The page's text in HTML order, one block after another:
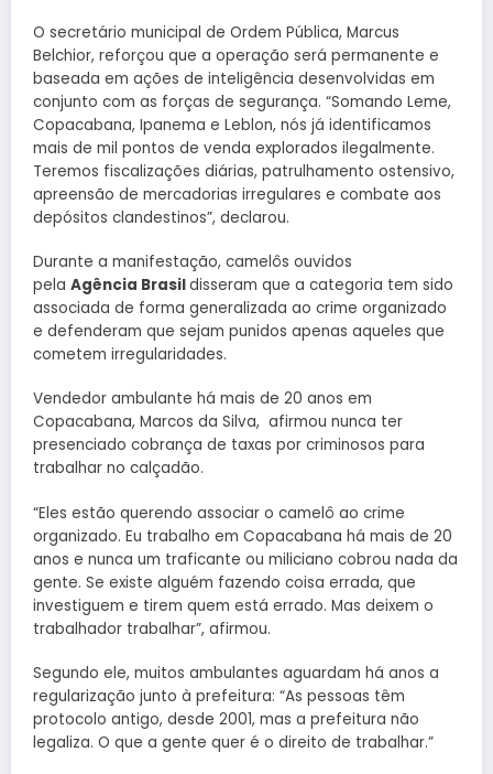
O secretário municipal de Ordem Pública, Marcus
Belchior, reforçou que a operação será permanente e
baseada em ações de inteligência desenvolvidas em
conjunto com as forças de segurança. “Somando Leme,
Copacabana, Ipanema e Leblon, nós já identificamos
mais de mil pontos de venda explorados ilegalmente.
Teremos fiscalizações diárias, patrulhamento ostensivo,
apreensão de mercadorias irregulares e combate aos
depósitos clandestinos”, declarou.
Durante a manifestação, camelôs ouvidos
pela Agência Brasildisseram que a categoria tem sido
associada de forma generalizada ao crime organizado
e defenderam que sejam punidos apenas aqueles que
cometem irregularidades.
Vendedor ambulante há mais de 20 anos em
Copacabana, Marcos da Silva, afirmou nunca ter
presenciado cobrança de taxas por criminosos para
trabalhar no calçadão.
“Eles estão querendo associar o camelô ao crime
organizado. Eu trabalho em Copacabana há mais de 20
anos e nunca um traficante ou miliciano cobrou nada da
gente. Se existe alguém fazendo coisa errada, que
investiguem e tirem quem está errado. Mas deixem o
trabalhador trabalhar”, afirmou.
Segundo ele, muitos ambulantes aguardam há anos a
regularização junto à prefeitura: “As pessoas têm
protocolo antigo, desde 2001, mas a prefeitura não
legaliza. O que a gente quer é o direito de trabalhar.”